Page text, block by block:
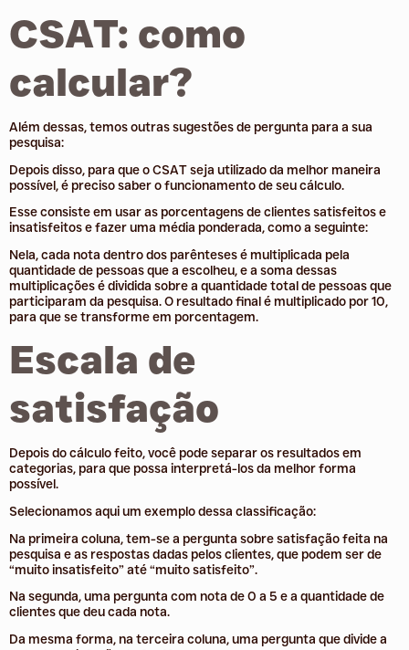
CSAT: como
calcular?
Além dessas, temos outras sugestões de pergunta para a sua
pesquisa:
Depois disso, para que o CSAT seja utilizado da melhor maneira
possível, é preciso saber o funcionamento de seu cálculo.
Esse consiste em usar as porcentagens de clientes satisfeitos e
insatisfeitos e fazer uma média ponderada, como a seguinte:
Nela, cada nota dentro dos parênteses é multiplicada pela
quantidade de pessoas que a escolheu, e a soma dessas
multiplicações é dividida sobre a quantidade total de pessoas que
participaram da pesquisa. O resultado final é multiplicado por 10,
para que se transforme em porcentagem.
Escala de
satisfação
Depois do cálculo feito, você pode separar os resultados em
categorias, para que possa interpretá-los da melhor forma
possível.
Selecionamos aqui um exemplo dessa classificação:
Na primeira coluna, tem-se a pergunta sobre satisfação feita na
pesquisa e as respostas dadas pelos clientes, que podem ser de
“muito insatisfeito” até “muito satisfeito”.
Na segunda, uma pergunta com nota de 0 a 5 e a quantidade de
clientes que deu cada nota.
Da mesma forma, na terceira coluna, uma pergunta que divide a